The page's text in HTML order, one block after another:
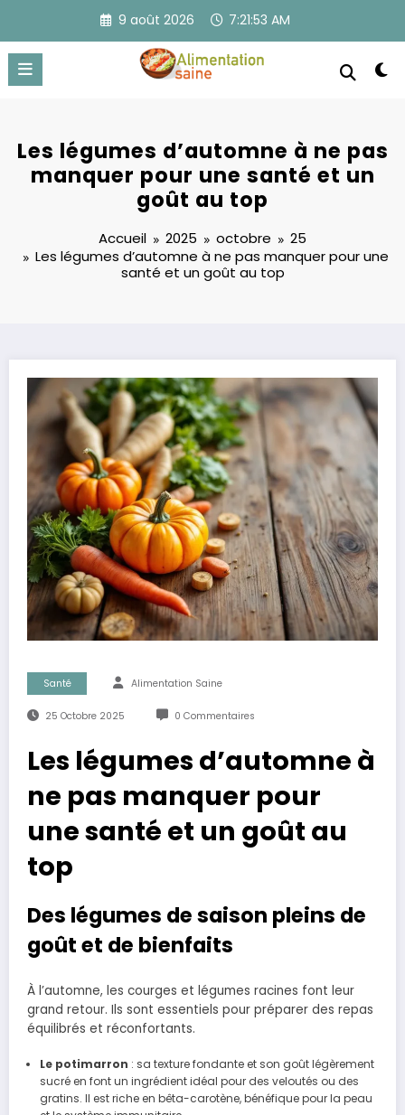
contenu
9 août 2026 7:21:53 AM
Les légumes d’automne à ne pas
manquer pour une santé et un
goût au top
Accueil 2025 octobre
25
Les légumes d’automne à ne pas manquer pour une
santé et un goût au top
Santé Alimentation Saine
25 Octobre 2025 0 Commentaires
Les légumes d’automne à
ne pas manquer pour
une santé et un goût au
top
Des légumes de saison pleins de
goût et de bienfaits
À l’automne, les courges et légumes racines font leur
grand retour. Ils sont essentiels pour préparer des repas
équilibrés et réconfortants.
Le potimarron : sa texture fondante et son goût légèrement
sucré en font un ingrédient idéal pour des veloutés ou des
gratins. Il est riche en bêta-carotène, bénéfique pour la peau